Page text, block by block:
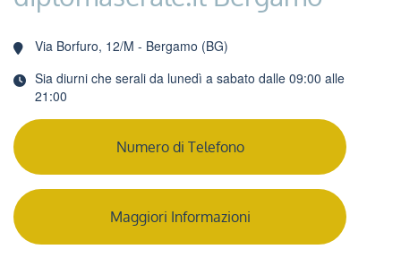
Via Borfuro, 12/M - Bergamo (BG)
Sia diurni che serali da lunedì a sabato dalle 09:00 alle
21:00
Numero di Telefono
Maggiori Informazioni